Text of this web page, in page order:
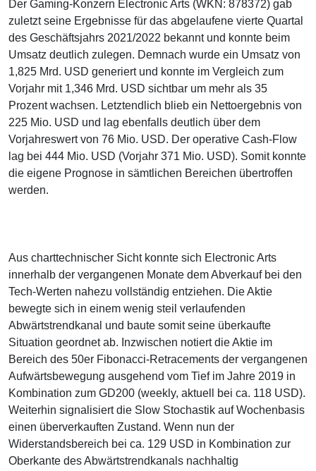
Der Gaming-Konzern Electronic Arts (WKN: 878372) gab
zuletzt seine Ergebnisse für das abgelaufene vierte Quartal
des Geschäftsjahrs 2021/2022 bekannt und konnte beim
Umsatz deutlich zulegen. Demnach wurde ein Umsatz von
1,825 Mrd. USD generiert und konnte im Vergleich zum
Vorjahr mit 1,346 Mrd. USD sichtbar um mehr als 35
Prozent wachsen. Letztendlich blieb ein Nettoergebnis von
225 Mio. USD und lag ebenfalls deutlich über dem
Vorjahreswert von 76 Mio. USD. Der operative Cash-Flow
lag bei 444 Mio. USD (Vorjahr 371 Mio. USD). Somit konnte
die eigene Prognose in sämtlichen Bereichen übertroffen
werden.
Aus charttechnischer Sicht konnte sich Electronic Arts
innerhalb der vergangenen Monate dem Abverkauf bei den
Tech-Werten nahezu vollständig entziehen. Die Aktie
bewegte sich in einem wenig steil verlaufenden
Abwärtstrendkanal und baute somit seine überkaufte
Situation geordnet ab. Inzwischen notiert die Aktie im
Bereich des 50er Fibonacci-Retracements der vergangenen
Aufwärtsbewegung ausgehend vom Tief im Jahre 2019 in
Kombination zum GD200 (weekly, aktuell bei ca. 118 USD).
Weiterhin signalisiert die Slow Stochastik auf Wochenbasis
einen überverkauften Zustand. Wenn nun der
Widerstandsbereich bei ca. 129 USD in Kombination zur
Oberkante des Abwärtstrendkanals nachhaltig